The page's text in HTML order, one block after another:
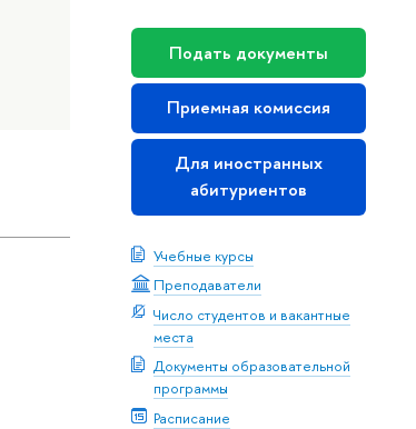
Подать документы
Приемная комиссия
Для иностранных
абитуриентов
Учебные курсы
Преподаватели
Число студентов и вакантные
места
Документы образовательной
программы
Расписание